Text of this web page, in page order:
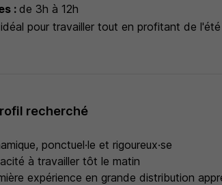
:de 3h à 12h
pour travailler tout en profitant de l'été
recherché
ponctuel·le et rigoureux·se
à travailler tôt le matin
expérience en grande distribution